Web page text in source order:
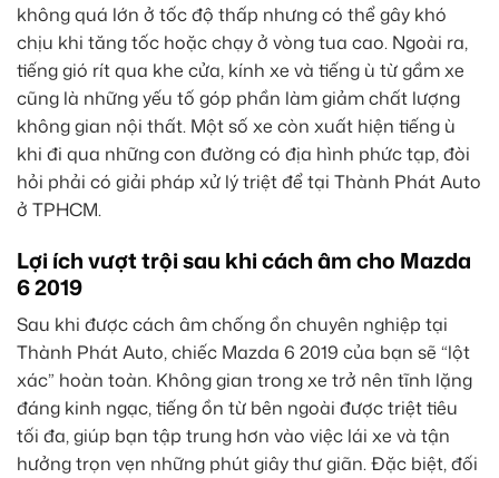
không quá lớn ở tốc độ thấp nhưng có thể gây khó
chịu khi tăng tốc hoặc chạy ở vòng tua cao. Ngoài ra,
tiếng gió rít qua khe cửa, kính xe và tiếng ù từ gầm xe
cũng là những yếu tố góp phần làm giảm chất lượng
không gian nội thất. Một số xe còn xuất hiện tiếng ù
khi đi qua những con đường có địa hình phức tạp, đòi
hỏi phải có giải pháp xử lý triệt để tại Thành Phát Auto
ở TPHCM.
Lợi ích vượt trội sau khi cách âm cho Mazda
6 2019
Sau khi được cách âm chống ồn chuyên nghiệp tại
Thành Phát Auto, chiếc Mazda 6 2019 của bạn sẽ “lột
xác” hoàn toàn. Không gian trong xe trở nên tĩnh lặng
đáng kinh ngạc, tiếng ồn từ bên ngoài được triệt tiêu
tối đa, giúp bạn tập trung hơn vào việc lái xe và tận
hưởng trọn vẹn những phút giây thư giãn. Đặc biệt, đối